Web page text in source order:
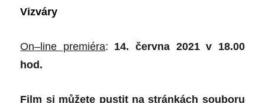
Vizváry
On–line premiéra: 14. června 2021v 18.00
hod.
Film si můžete pustit na stránkách souboru